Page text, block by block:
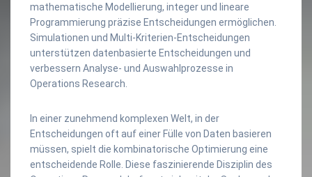
mathematische Modellierung, integer und lineare
Programmierung präzise Entscheidungen ermöglichen.
Simulationen und Multi-Kriterien-Entscheidungen
unterstützen datenbasierte Entscheidungen und
verbessern Analyse- und Auswahlprozesse in
Operations Research.
In einer zunehmend komplexen Welt, in der
Entscheidungen oft auf einer Fülle von Daten basieren
müssen, spielt die kombinatorische Optimierung eine
entscheidende Rolle. Diese faszinierende Disziplin des